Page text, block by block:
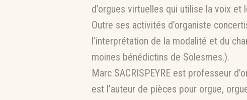
d’orgues virtuelles qui utilise la voix
Outre ses activités d’organiste
l’interprétation de la modalité et du
moines bénédictins de Solesmes.).
Marc SACRISPEYRE est professeur
est l’auteur de pièces pour orgue,